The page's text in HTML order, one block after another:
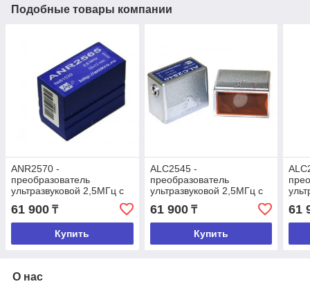
Подобные товары компании
ANR2570 -
преобразователь
ультразвуковой 2,5МГц с
углом ввода 70 градусов
61 900 ₸
Купить
ALC2545 -
преобразователь
ультразвуковой 2,5МГц с
углом ввода 45 градусов
61 900₸
Купить
61
О нас